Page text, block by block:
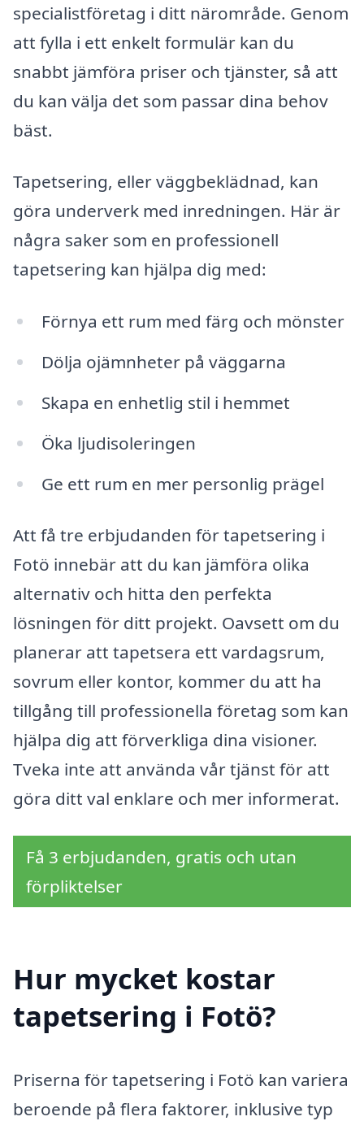
specialistföretag i ditt närområde. Genom
att fylla i ett enkelt formulär kan du
snabbt jämföra priser och tjänster, så att
du kan välja det som passar dina behov
bäst.
Tapetsering, eller väggbeklädnad, kan
göra underverk med inredningen. Här är
några saker som en professionell
tapetsering kan hjälpa dig med:
Förnya ett rum med färg och mönster
Dölja ojämnheter på väggarna
Skapa en enhetlig stil i hemmet
Öka ljudisoleringen
Ge ett rum en mer personlig prägel
Att få tre erbjudanden för tapetsering i
Fotö innebär att du kan jämföra olika
alternativ och hitta den perfekta
lösningen för ditt projekt. Oavsett om du
planerar att tapetsera ett vardagsrum,
sovrum eller kontor, kommer du att ha
tillgång till professionella företag som kan
hjälpa dig att förverkliga dina visioner.
Tveka inte att använda vår tjänst för att
göra ditt val enklare och mer informerat.
Få 3 erbjudanden, gratis och utan
förpliktelser
Hur mycket kostar
tapetsering i Fotö?
Priserna för tapetsering i Fotö kan variera
beroende på flera faktorer, inklusive typ